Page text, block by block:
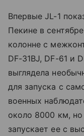
Впервые JL-1
Пекине в
колонне с
DF-31BJ, DF-61 и
выглядела
для запуска с
военных
около 8000 км, но
запускает ее с